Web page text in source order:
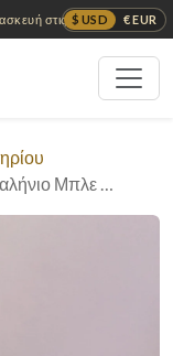
$ USD € EUR
στις ΗΠΑ ✦
Μπλε …